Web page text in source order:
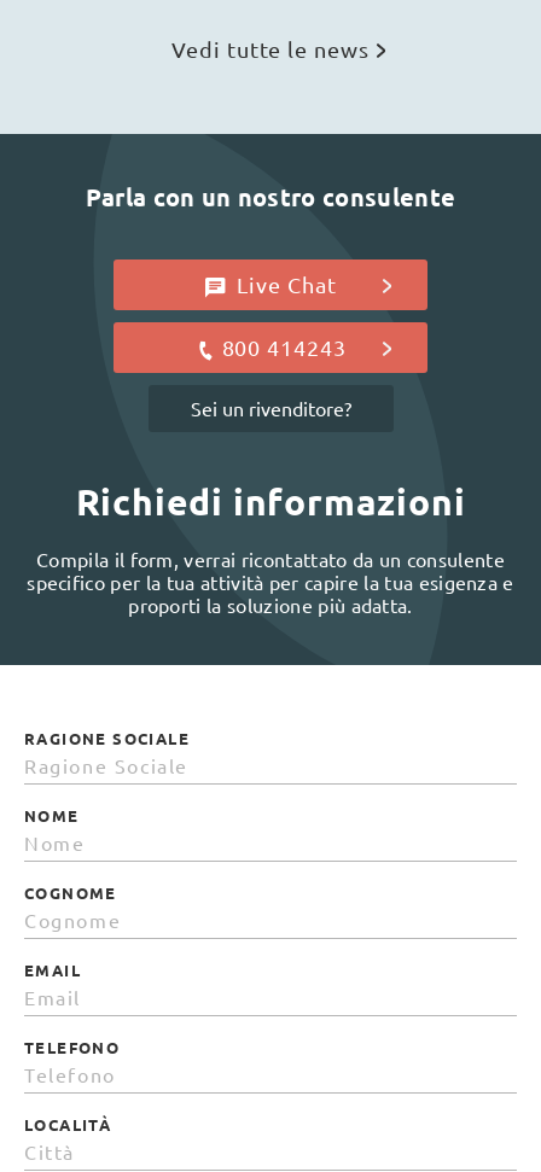
Vedi tutte le news
Parla con un nostro consulente
Live Chat
800 414243
Sei un rivenditore?
Richiedi informazioni
Compila il form, verrai ricontattato da un consulente
specifico per la tua attività per capire la tua esigenza e
proporti la soluzione più adatta.
RAGIONE SOCIALE
NOME
COGNOME
EMAIL
TELEFONO
LOCALITÀ